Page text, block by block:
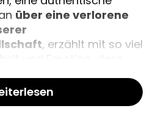
über eine verlorene
, erzählt mit so viel